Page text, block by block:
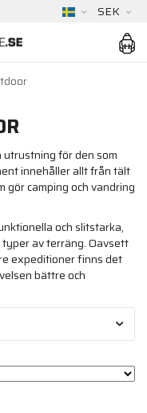
SEK
för den som
innehåller allt från tält
gör camping och vandring
och slitstarka,
av terräng. Oavsett
expeditioner finns det
bättre och